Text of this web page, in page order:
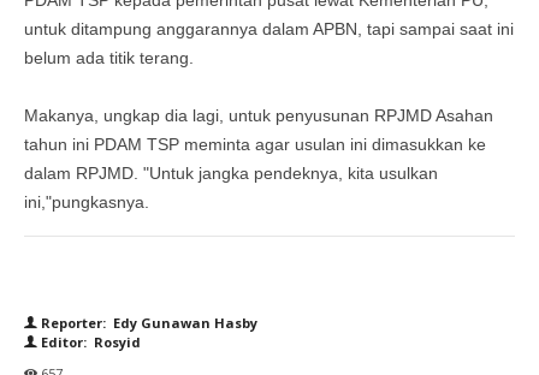
untuk ditampung anggarannya dalam APBN, tapi sampai saat ini
belum ada titik terang.
Makanya, ungkap dia lagi, untuk penyusunan RPJMD Asahan
tahun ini PDAM TSP meminta agar usulan ini dimasukkan ke
dalam RPJMD. "Untuk jangka pendeknya, kita usulkan
ini,"pungkasnya.
Reporter: Edy Gunawan Hasby
Editor: Rosyid